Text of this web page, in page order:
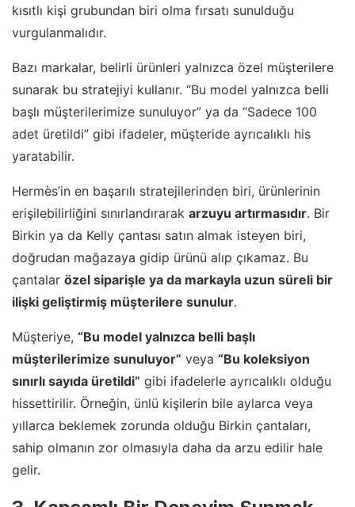
kısıtlı kişi grubundan biri olma fırsatı sunulduğu
vurgulanmalıdır.
Bazı markalar, belirli ürünleri yalnızca özel müşterilere
sunarak bu stratejiyi kullanır. “Bu model yalnızca belli
başlı müşterilerimize sunuluyor” ya da “Sadece 100
adet üretildi” gibi ifadeler, müşteride ayrıcalıklı his
yaratabilir.
Hermès’in en başarılı stratejilerinden biri, ürünlerinin
erişilebilirliğini sınırlandırarak arzuyu artırmasıdır. Bir
Birkin ya da Kelly çantası satın almak isteyen biri,
doğrudan mağazaya gidip ürünü alıp çıkamaz. Bu
çantalar özel siparişle ya da markayla uzun süreli bir
ilişki geliştirmiş müşterilere sunulur.
Müşteriye, “Bu model yalnızca belli başlı
müşterilerimize sunuluyor” veya “Bu koleksiyon
sınırlı sayıda üretildi” gibi ifadelerle ayrıcalıklı olduğu
hissettirilir. Örneğin, ünlü kişilerin bile aylarca veya
yıllarca beklemek zorunda olduğu Birkin çantaları,
sahip olmanın zor olmasıyla daha da arzu edilir hale
gelir.